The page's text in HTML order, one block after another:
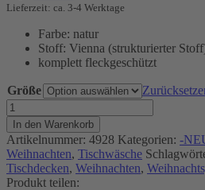
Lieferzeit: ca. 3-4 Werktage
Farbe: natur
Stoff: Vienna (strukturierter
komplett fleckgeschützt
Größe
Weihnachtsglocken
Menge
In den Warenkorb
Artikelnummer: 4928 Kategorien: -
Weihnachten, Tischwäsche
Tischdecken, Weihnachten,
Produkt teilen: